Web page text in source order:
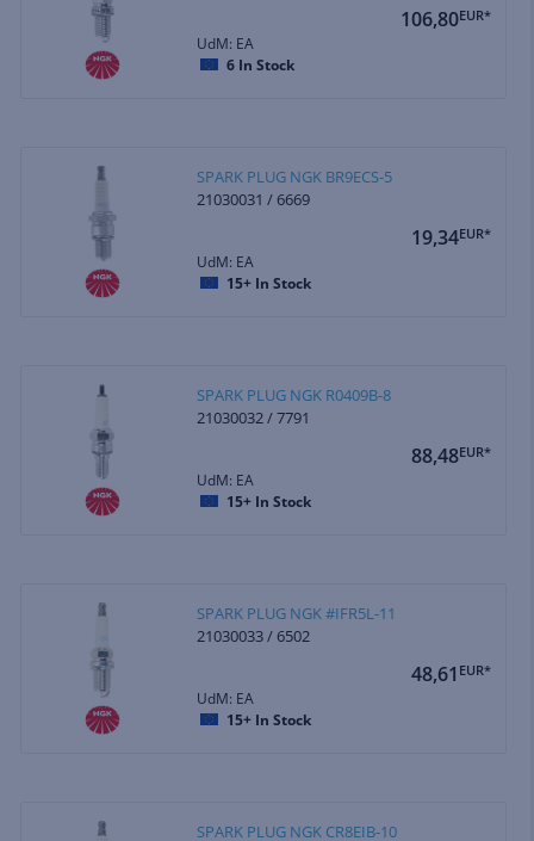
106,80EUR*
UdM: EA
6 In Stock
SPARK PLUG NGK BR9ECS-5
21030031 / 6669
19,34EUR*
UdM: EA
15+ In Stock
SPARK PLUG NGK R0409B-8
21030032 / 7791
88,48EUR*
UdM: EA
15+ In Stock
SPARK PLUG NGK #IFR5L-11
21030033 / 6502
48,61 EUR*
UdM: EA
15+ In Stock
SPARK PLUG NGK CR8EIB-10